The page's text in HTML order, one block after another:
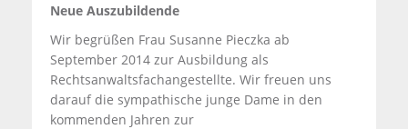
Neue Auszubildende
Wir begrüßen Frau Susanne Pieczka ab
September 2014 zur Ausbildung als
Rechtsanwaltsfachangestellte. Wir freuen uns
darauf die sympathische junge Dame in den
kommenden Jahren zur